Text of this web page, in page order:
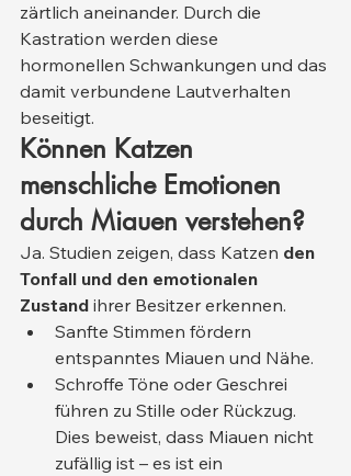
zärtlich aneinander. Durch die
Kastration werden diese
hormonellen Schwankungen und das
damit verbundene Lautverhalten
beseitigt.
Können Katzen
menschliche Emotionen
durch Miauen verstehen?
Ja. Studien zeigen, dass Katzen den
Tonfall und den emotionalen
Zustand ihrer Besitzer erkennen.
Sanfte Stimmen fördern
entspanntes Miauen und Nähe.
Schroffe Töne oder Geschrei
führen zu Stille oder Rückzug.
Dies beweist, dass Miauen nicht
zufällig ist – es ist ein